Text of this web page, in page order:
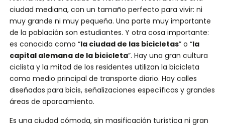
ciudad mediana, con un tamaño perfecto para vivir: ni
muy grande ni muy pequeña. Una parte muy importante
de la población son estudiantes. Y otra cosa importante:
es conocida como “la ciudad de las bicicletas” o “la
capital alemana de la bicicleta”. Hay una gran cultura
ciclista y la mitad de los residentes utilizan la bicicleta
como medio principal de transporte diario. Hay calles
diseñadas para bicis, señalizaciones específicas y grandes
áreas de aparcamiento.
Es una ciudad cómoda, sin masificación turística ni gran